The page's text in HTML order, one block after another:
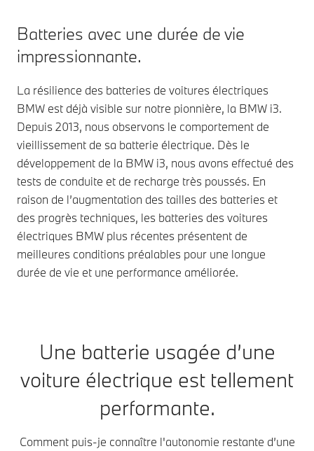
Batteries avec une durée de vie
impressionnante.
La résilience des batteries de voitures électriques
BMW est déjà visible sur notre pionnière, la BMW i3.
Depuis 2013, nous observons le comportement de
vieillissement de sa batterie électrique. Dès le
développement de la BMW i3, nous avons effectué des
tests de conduite et de recharge très poussés. En
raison de l’augmentation des tailles des batteries et
des progrès techniques, les batteries des voitures
électriques BMW plus récentes présentent de
meilleures conditions préalables pour une longue
durée de vie et une performance améliorée.
Une batterie usagée d’une
voiture électrique est tellement
performante.
Comment puis-je connaître l'autonomie restante d’une